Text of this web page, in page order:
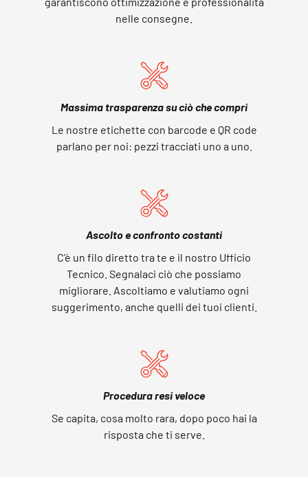
nelle consegne.
Massima trasparenza su ciò che compri
Le nostre etichette con barcode e QR code
parlano per noi: pezzi tracciati uno a uno.
Ascolto e confronto costanti
C’è un filo diretto tra te e il nostro Ufficio
Tecnico. Segnalaci ciò che possiamo
migliorare. Ascoltiamo e valutiamo ogni
suggerimento, anche quelli dei tuoi clienti.
Procedura resi veloce
Se capita, cosa molto rara, dopo poco hai la
risposta che ti serve.